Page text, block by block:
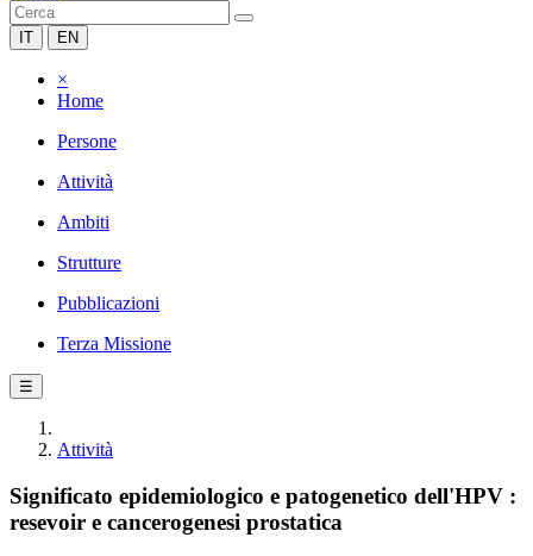
IT EN
×
Home
Persone
Attività
Ambiti
Strutture
Pubblicazioni
Terza Missione
☰
Attività
Significato epidemiologico e patogenetico dell'HPV :
resevoir e cancerogenesi prostatica